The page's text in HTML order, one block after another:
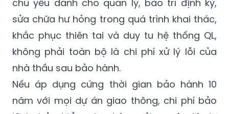
khắc phục thiên tai và duy tu hệ thống QL,
không phải toàn bộ là chi phí xử lý lỗi của
nhà thầu sau bảo hành.
Nếu áp dụng cứng thời gian bảo hành 10
năm với mọi dự án giao thông, chi phí bảo
lãnh, bảo hiểm, dự phòng rủi ro và giá dự
thầu sẽ tăng đáng kể. Thời gian bảo hành 10